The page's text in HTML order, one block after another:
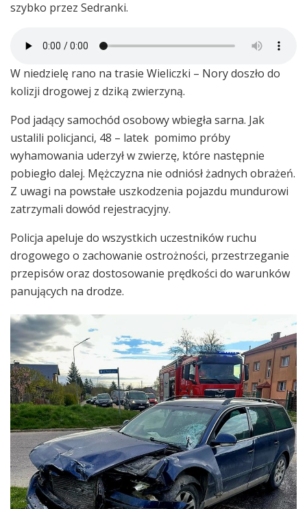
szybko przez Sedranki.
W niedzielę rano na trasie Wieliczki – Nory doszło do
kolizji drogowej z dziką zwierzyną.
Pod jadący samochód osobowy wbiegła sarna. Jak
ustalili policjanci, 48 – latek pomimo próby
wyhamowania uderzył w zwierzę, które następnie
pobiegło dalej. Mężczyzna nie odniósł żadnych obrażeń.
Z uwagi na powstałe uszkodzenia pojazdu mundurowi
zatrzymali dowód rejestracyjny.
Policja apeluje do wszystkich uczestników ruchu
drogowego o zachowanie ostrożności, przestrzeganie
przepisów oraz dostosowanie prędkości do warunków
panujących na drodze.